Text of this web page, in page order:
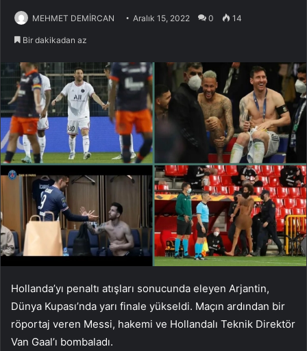
MEHMET DEMİRCAN Aralık 15, 2022 0 14
Bir dakikadan az
Hollanda’yı penaltı atışları sonucunda eleyen Arjantin,
Dünya Kupası’nda yarı finale yükseldi. Maçın ardından bir
röportaj veren Messi, hakemi ve Hollandalı Teknik Direktör
Van Gaal’ı bombaladı.